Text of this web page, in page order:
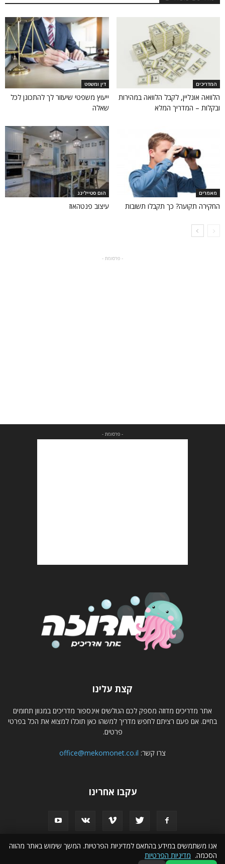
המדריכים
הלוואה אונליין, לקבל הלוואה במהירות
ובקלות – המדריך המלא
דין ומשפט
ייעוץ משפטי שיעזור לך להתכונן לכל
שאלה
מאמרים
החקירה תקועה? כך תקבלו תשובות
הום סטיילינג
עיצוב פנטהאוז
- פרסומת -
- פרסומת -
קצת עלינו
אתר מדריכים מדוזה מספק לכם הגולשים אינספור מדריכים במגוון תחומים
בחיים. אם פעם רציתם לחפש מדריך למשהו כאן תוכלו למצוא את הכל בפרטי
פרטים.
צרו קשר: office@mekomonet.co.il
עקבו אחרינו
פרסמו אצלנו הצהרת נגישות
אנו משתמשים במידע בהתאם למדיניות הפרטיות. המשך שימוש באתר מהווה
הסכמה. מדיניות הפרטיות